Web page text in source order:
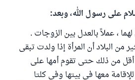
على رسول الله، وبعد:
، عملاً بالعدل بين الزوجات .
البلاد أن المرأة إذا ولدت تبقى
أقل من ذلك حتى تقوم أمها على
معها في بيتها وفي كلتا